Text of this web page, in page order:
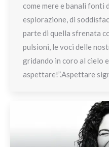
come mere e banali fonti
esplorazione, di
parte di quella sfrenata
pulsioni, le voci delle
gridando in coro al cielo
aspettare!”.Aspettare